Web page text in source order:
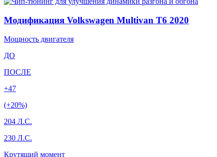
Модификация Volkswagen Multivan T6 2020
Мощность двигателя
ДО
ПОСЛЕ
+47
(+20%)
204 Л.С.
230 Л.С.
Крутящий момент